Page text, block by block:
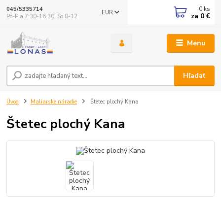
Menu
EUR
Hľadať
045/5335714
Po-Pia 7:30-16.30, So 8-12
0 ks
za 0 €
Úvod Maliarske náradie Štetec plochý Kana
Štetec plochý Kana